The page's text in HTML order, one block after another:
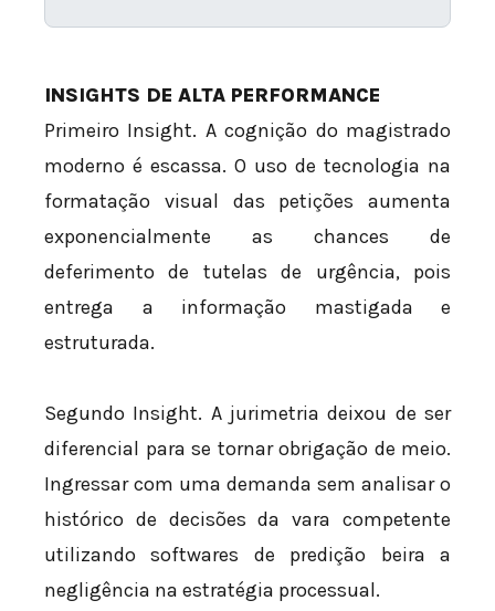
INSIGHTS DE ALTA PERFORMANCE
Primeiro Insight. A cognição do magistrado
moderno é escassa. O uso de tecnologia na
formatação visual das petições aumenta
exponencialmente as chances de
deferimento de tutelas de urgência, pois
entrega a informação mastigada e
estruturada.
Segundo Insight. A jurimetria deixou de ser
diferencial para se tornar obrigação de meio.
Ingressar com uma demanda sem analisar o
histórico de decisões da vara competente
utilizando softwares de predição beira a
negligência na estratégia processual.